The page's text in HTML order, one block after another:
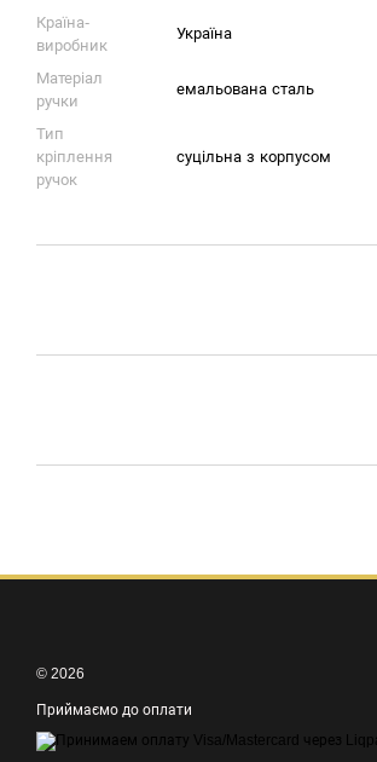
Країна-
виробник
Україна
Матеріал
ручки
емальована сталь
Тип
кріплення
ручок
суцільна з корпусом
© 2026
Приймаємо до оплати